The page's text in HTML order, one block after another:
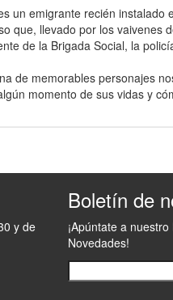
un emigrante recién instalado
que, llevado por los vaivenes
de la Brigada Social, la
de memorables personajes
momento de sus vidas y
y de
Boletín de
¡Apúntate a
Novedades!